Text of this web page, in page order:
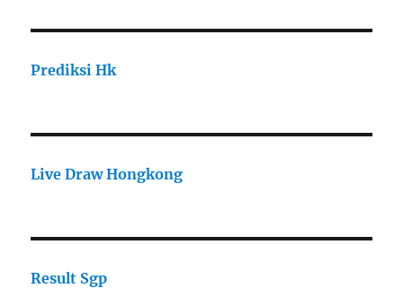
Prediksi Hk
Live Draw Hongkong
Result Sgp